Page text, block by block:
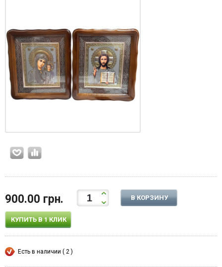
900.00 грн. В КОРЗИНУ
КУПИТЬ В 1 КЛИК
Есть в наличии ( 2 )